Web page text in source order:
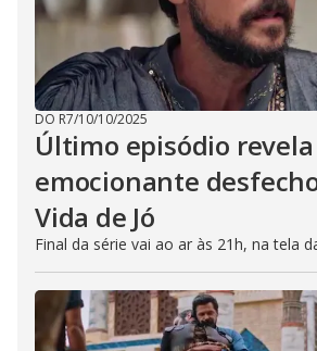
DO R7/10/10/2025
Último episódio revela
emocionante
Vida de Jó
Final da série vai ao ar às 21h, na tela